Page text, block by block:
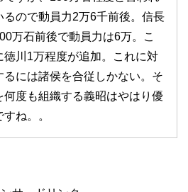
るので動員力2万6千前後。信長
万石前後で動員力は6万。こ
徳川1万程度が追加。これに対
るには諸侯を合従しかない。そ
何度も組織する義昭はやはり優
すね。。